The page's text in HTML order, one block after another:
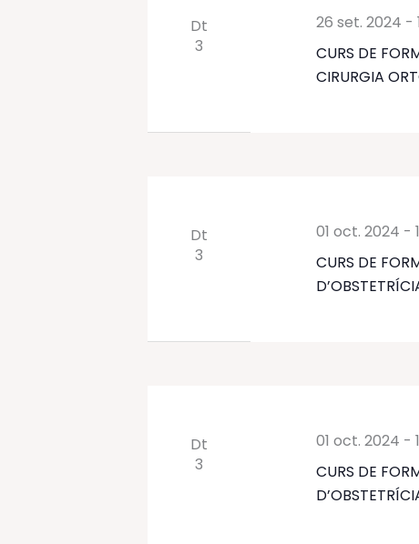
Dt
3
CURS DE
CIRURGIA
26 set. 2024 -
Dt
3
CURS DE
01 oct. 2024 -
Dt
3
CURS DE
01 oct. 2024 -